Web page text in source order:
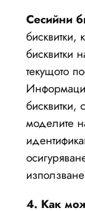
Сесийни
бисквитки,
бисквитки
текущото
моделите
4. Как